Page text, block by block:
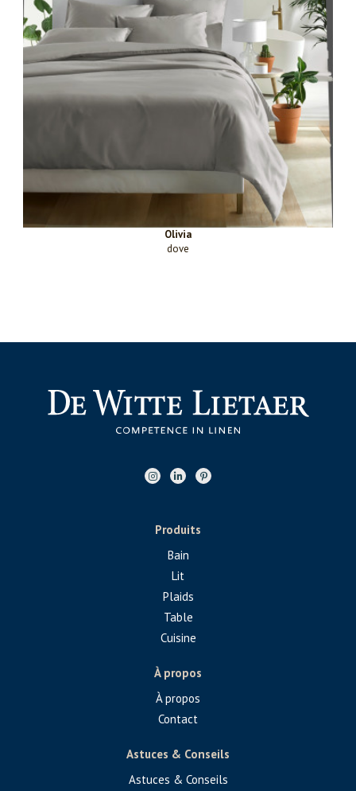
Olivia
dove
Produits
Bain
Lit
Plaids
Table
Cuisine
À propos
À propos
Contact
Astuces & Conseils
Astuces & Conseils